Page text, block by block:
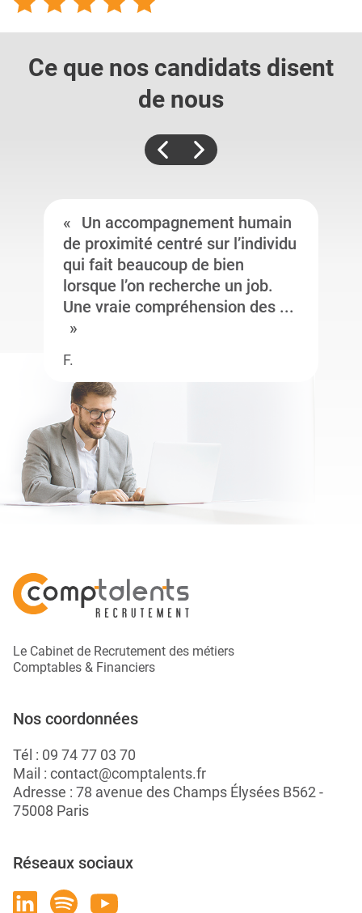
Ce que nos candidats disent
de nous
Un accompagnement humain
de proximité centré sur l’individu
qui fait beaucoup de bien
lorsque l’on recherche un job.
Une vraie compréhension des ...
F.
Le Cabinet de Recrutement des métiers
Comptables & Financiers
Nos coordonnées
Tél : 09 74 77 03 70
Mail : contact@comptalents.fr
Adresse : 78 avenue des Champs Élysées B562 -
75008 Paris
Réseaux sociaux